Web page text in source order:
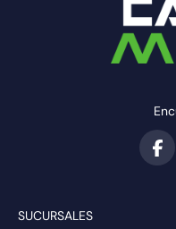
SUCURSALES